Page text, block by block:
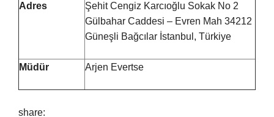
Adres
Şehit Cengiz Karcıoğlu Sokak No 2
Gülbahar Caddesi – Evren Mah 34212
Güneşli Bağcılar İstanbul, Türkiye
Müdür Arjen Evertse
share: